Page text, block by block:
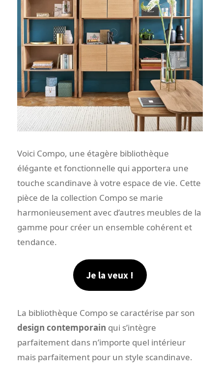
Voici Compo, une étagère bibliothèque
élégante et fonctionnelle qui apportera une
touche scandinave à votre espace de vie. Cette
pièce de la collection Compo se marie
harmonieusement avec d’autres meubles de la
gamme pour créer un ensemble cohérent et
tendance.
Je la veux !
La bibliothèque Compo se caractérise par son
design contemporain qui s’intègre
parfaitement dans n’importe quel intérieur
mais parfaitement pour un style scandinave.